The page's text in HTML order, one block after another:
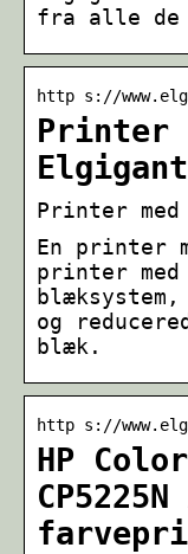
fra alle de
http s://
Printer
Printer
En printer
printer
og
blæk.
http s://
HP